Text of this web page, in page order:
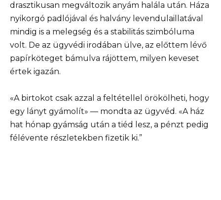
drasztikusan megváltozik anyám halála után. Háza
nyikorgó padlójával és halvány levendulaillatával
mindig is a melegség és a stabilitás szimbóluma
volt. De az ügyvédi irodában ülve, az előttem lévő
papírköteget bámulva rájöttem, milyen keveset
értek igazán.
«A birtokot csak azzal a feltétellel örökölheti, hogy
egy lányt gyámolít» — mondta az ügyvéd. «A ház
hat hónap gyámság után a tiéd lesz, a pénzt pedig
félévente részletekben fizetik ki.”